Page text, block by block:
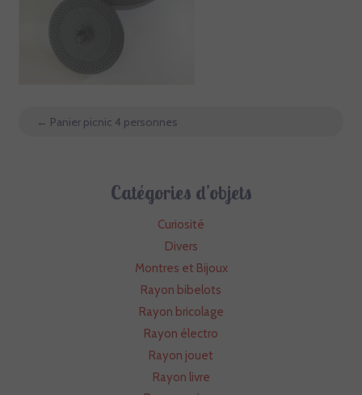
← Panier picnic 4 personnes
Catégories d’objets
Curiosité
Divers
Montres et Bijoux
Rayon bibelots
Rayon bricolage
Rayon électro
Rayon jouet
Rayon livre